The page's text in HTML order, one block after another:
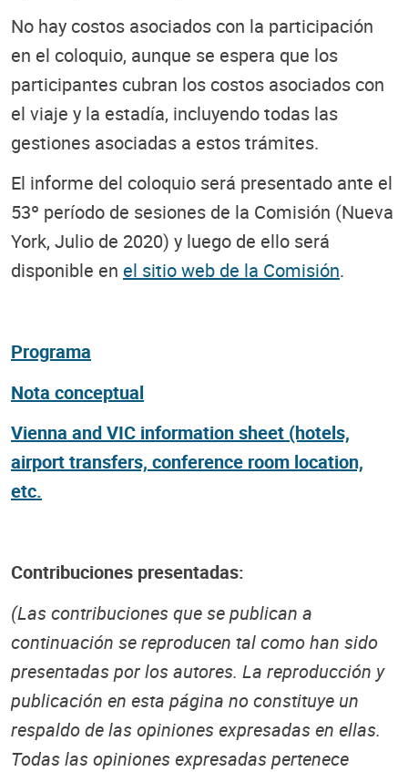
No hay costos asociados con la participación
en el coloquio, aunque se espera que los
participantes cubran los costos asociados con
el viaje y la estadía, incluyendo todas las
gestiones asociadas a estos trámites.
El informe del coloquio será presentado ante el
53º período de sesiones de la Comisión (Nueva
York, Julio de 2020) y luego de ello será
disponible en el sitio web de la Comisión.
Programa
Nota conceptual
Vienna and VIC information sheet (hotels,
airport transfers, conference room location,
etc.
Contribuciones presentadas:
(Las contribuciones que se publican a
continuación se reproducen tal como han sido
presentadas por los autores. La reproducción y
publicación en esta página no constituye un
respaldo de las opiniones expresadas en ellas.
Todas las opiniones expresadas pertenece